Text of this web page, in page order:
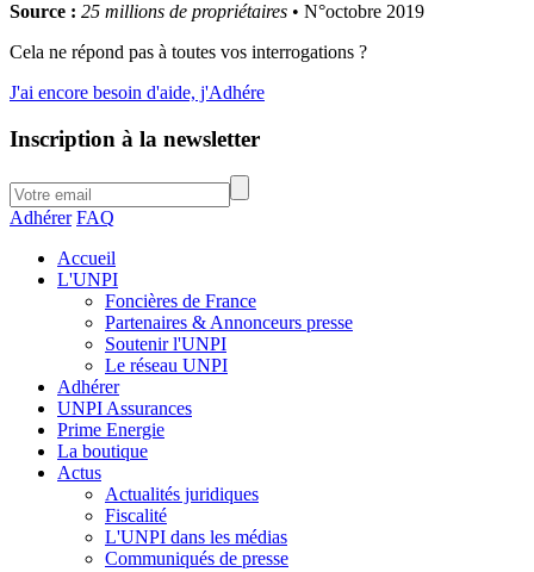
Source : 25 millions de propriétaires • N°octobre 2019
Cela ne répond pas à toutes vos interrogations ?
J'ai encore besoin d'aide, j'Adhére
Inscription à la newsletter
Adhérer FAQ
Accueil
L'UNPI
Foncières de France
Partenaires & Annonceurs presse
Soutenir l'UNPI
Le réseau UNPI
Adhérer
UNPI Assurances
Prime Energie
La boutique
Actus
Actualités juridiques
Fiscalité
L'UNPI dans les médias
Communiqués de presse